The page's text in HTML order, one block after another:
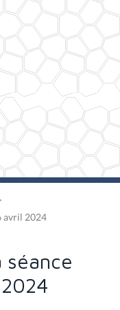
avril 2024
séance